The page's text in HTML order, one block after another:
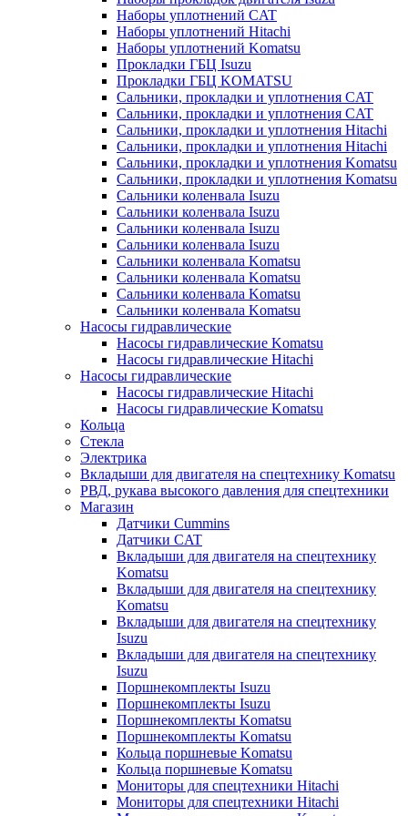
Наборы уплотнений CAT
Наборы уплотнений Hitachi
Наборы уплотнений Komatsu
Прокладки ГБЦ Isuzu
Прокладки ГБЦ KOMATSU
Сальники, прокладки и уплотнения CAT
Сальники, прокладки и уплотнения CAT
Сальники, прокладки и уплотнения Hitachi
Сальники, прокладки и уплотнения Hitachi
Сальники, прокладки и уплотнения Komatsu
Сальники, прокладки и уплотнения Komatsu
Сальники коленвала Isuzu
Сальники коленвала Isuzu
Сальники коленвала Isuzu
Сальники коленвала Isuzu
Сальники коленвала Komatsu
Сальники коленвала Komatsu
Сальники коленвала Komatsu
Сальники коленвала Komatsu
Насосы гидравлические
Насосы гидравлические Komatsu
Насосы гидравлические Hitachi
Насосы гидравлические
Насосы гидравлические Hitachi
Насосы гидравлические Komatsu
Кольца
Стекла
Электрика
Вкладыши для двигателя на спецтехнику Komatsu
РВД, рукава высокого давления для спецтехники
Магазин
Датчики Cummins
Датчики CAT
Вкладыши для двигателя на спецтехнику
Komatsu
Вкладыши для двигателя на спецтехнику
Komatsu
Вкладыши для двигателя на спецтехнику
Isuzu
Вкладыши для двигателя на спецтехнику
Isuzu
Поршнекомплекты Isuzu
Поршнекомплекты Isuzu
Поршнекомплекты Komatsu
Поршнекомплекты Komatsu
Кольца поршневые Komatsu
Кольца поршневые Komatsu
Мониторы для спецтехники Hitachi
Мониторы для спецтехники Hitachi